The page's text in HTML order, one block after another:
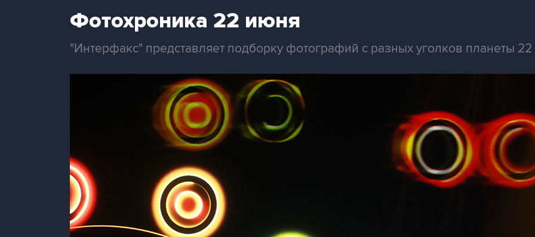
Фотохроника 22 июня
"Интерфакс" представляет подборку фотографий с разных уголков планеты